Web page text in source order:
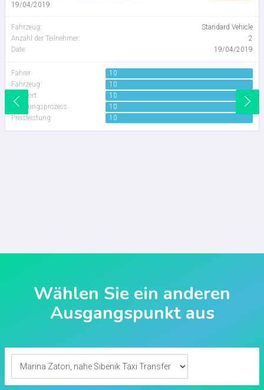
19/04/2019
Fahrzeug:
Standard Vehicle
Anzahl der Teilnehmer:
2
Date:
19/04/2019
Fahrer
10
Fahrzeug:
10
Komfort:
10
Buchungsprozess:
10
Preisleistung:
10
Wählen Sie ein anderen
Ausgangspunkt aus